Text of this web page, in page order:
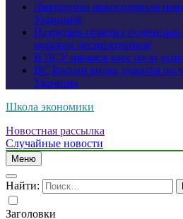
Лантратова анонсировала
Украиной
Патрушев отметил потенциал
морских беспилотников
В ВСУ начался хаос из-за
ВС России вновь ударили по
Украины
Школа экономики
Новостная рассылка
Случайные новости
Меню
Найти:
Заголовки